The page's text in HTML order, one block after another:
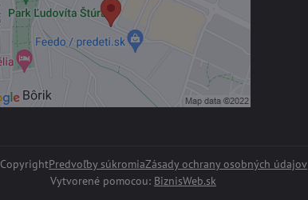
CopyrightPredvoľby súkromiaZásady ochrany osobných údajov
Vytvorené pomocou: BiznisWeb.sk